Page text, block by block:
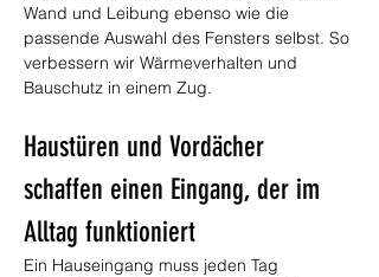
Wand und Leibung ebenso wie die
passende Auswahl des Fensters selbst. So
verbessern wir Wärmeverhalten und
Bauschutz in einem Zug.
Haustüren und Vordächer
schaffen einen Eingang, der im
Alltag funktioniert
Ein Hauseingang muss jeden Tag